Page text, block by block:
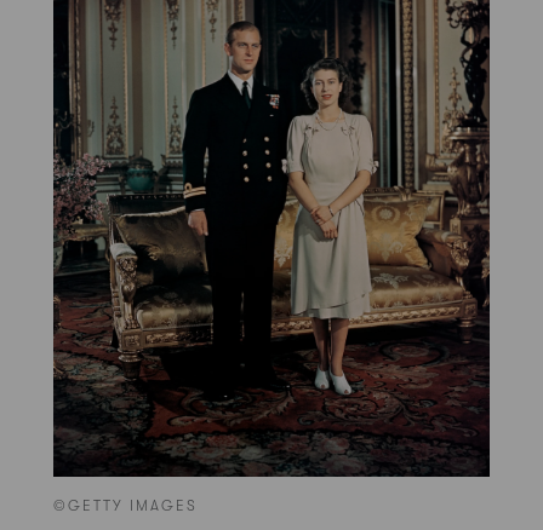
©GETTY IMAGES